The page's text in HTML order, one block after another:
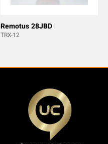
Remotus 28JBD
TRX-12